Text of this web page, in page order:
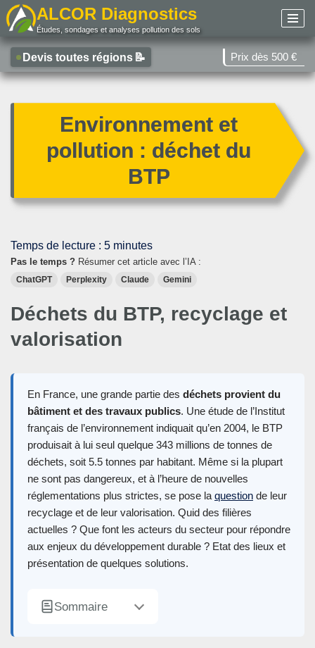
au
contenu
ALCOR Diagnostics
Études, sondages et analyses pollution des sols
Devis toutes régions 📝 Prix dès 500 €
Environnement et
pollution : déchet du
BTP
Temps de lecture : 5 minutes
Pas le temps ? Résumer cet article avec l’IA :
ChatGPT Perplexity Claude Gemini
Déchets du BTP, recyclage et
valorisation
En France, une grande partie des déchets provient du
bâtiment et des travaux publics. Une étude de l’Institut
français de l’environnement indiquait qu’en 2004, le BTP
produisait à lui seul quelque 343 millions de tonnes de
déchets, soit 5.5 tonnes par habitant. Même si la plupart
ne sont pas dangereux, et à l’heure de nouvelles
réglementations plus strictes, se pose la question de leur
recyclage et de leur valorisation. Quid des filières
actuelles ? Que font les acteurs du secteur pour répondre
aux enjeux du développement durable ? Etat des lieux et
présentation de quelques solutions.
Sommaire